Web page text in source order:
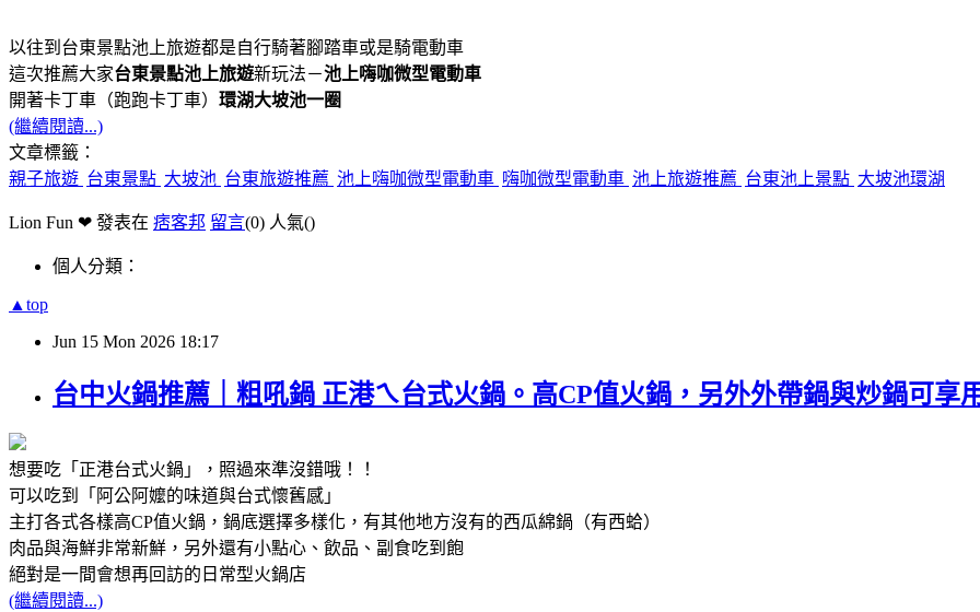
以往到台東景點池上旅遊都是自行騎著腳踏車或是騎電動車
這次推薦大家台東景點池上旅遊新玩法－池上嗨咖微型電動車
開著卡丁車（跑跑卡丁車） 環湖大坡池一圈
(繼續閱讀...)
文章標籤：
親子旅遊 台東景點 大坡池 台東旅遊推薦 池上嗨咖微型電動車 嗨咖微型電動車 池上旅遊推薦 台東池上景點 大坡池環湖
Lion Fun ❤ 發表在 痞客邦 留言(0) 人氣()
個人分類：
▲top
Jun 15 Mon 2026 18:17
台中火鍋推薦｜粗吼鍋 正港ㄟ台式火鍋。高CP值火鍋，另外外帶鍋與炒鍋可享
想要吃「正港台式火鍋」，照過來準沒錯哦！！
可以吃到「阿公阿嬤的味道與台式懷舊感」
主打各式各樣高CP值火鍋，鍋底選擇多樣化，有其他地方沒有的西瓜綿鍋（有西蛤）
肉品與海鮮非常新鮮，另外還有小點心、飲品、副食吃到飽
絕對是一間會想再回訪的日常型火鍋店
(繼續閱讀...)